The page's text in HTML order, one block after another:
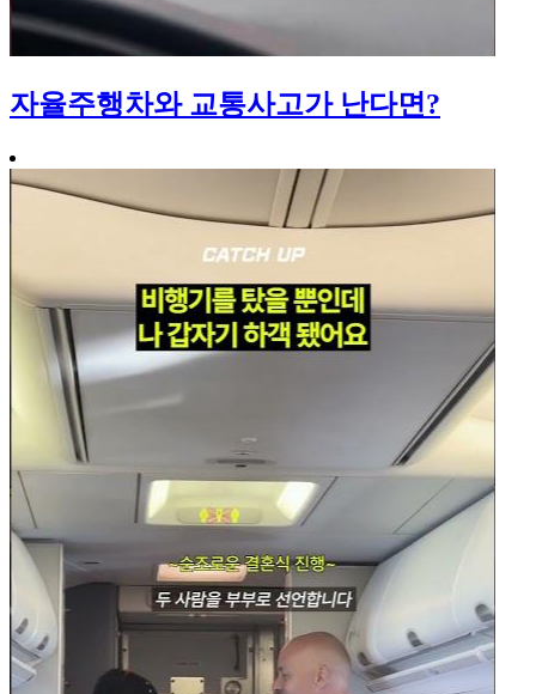
자율주행차와 교통사고가 난다면?